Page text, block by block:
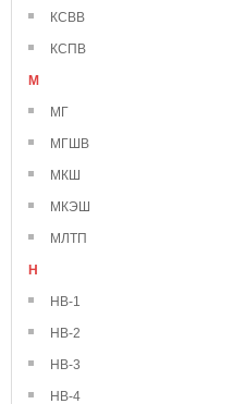
КСВВ
КСПВ
М
МГ
МГШВ
МКШ
МКЭШ
МЛТП
Н
НВ-1
НВ-2
НВ-3
НВ-4